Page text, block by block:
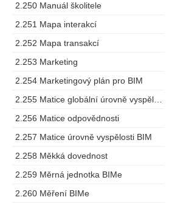
2.250 Manuál školitele
2.251 Mapa interakcí
2.252 Mapa transakcí
2.253 Marketing
2.254 Marketingový plán pro BIM
2.256 Matice odpovědnosti
2.257 Matice úrovně vyspělosti BIM
2.258 Měkká dovednost
2.259 Měrná jednotka BIMe
2.260 Měření BIMe